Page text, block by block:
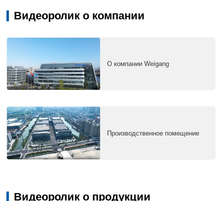
Видеоролик о компании
О компании Weigang
Производственное помещение
Видеоролик о продукции